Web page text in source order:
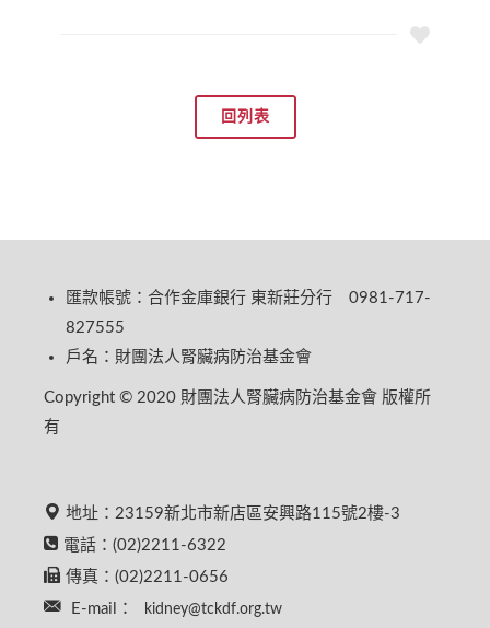
回列表
匯款帳號：合作金庫銀行 東新莊分行 0981-717-
827555
戶名：財團法人腎臟病防治基金會
Copyright © 2020 財團法人腎臟病防治基金會 版權所
有
地址：23159新北市新店區安興路115號2樓-3
電話：(02)2211-6322
傳真：(02)2211-0656
E-mail：
kidney@tckdf.org.tw